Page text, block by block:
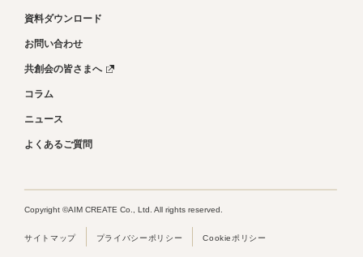
資料ダウンロード
お問い合わせ
共創会の皆さまへ
コラム
ニュース
よくあるご質問
サイトマップ プライバシーポリシー Cookieポリシー
Copyright ©AIM CREATE Co., Ltd. All rights reserved.